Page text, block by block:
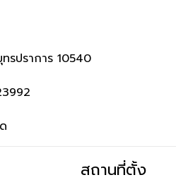
รปราการ 10540
สถานที่ตั้ง